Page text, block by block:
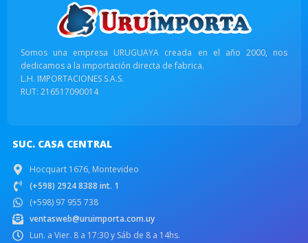
Somos una empresa URUGUAYA creada en el año 2000, nos
dedicamos a la importación directa de fabrica.
L.H. IMPORTACIONES S.A.S.
RUT: 216517090014
SUC. CASA CENTRAL
Hocquart 1676, Montevideo
(+598) 2924 8388 int. 1
(+598) 97 955 738
ventasweb@uruimporta.com.uy
Lun. a Vier. 8 a 17:30 y Sáb de 8 a 14hs.